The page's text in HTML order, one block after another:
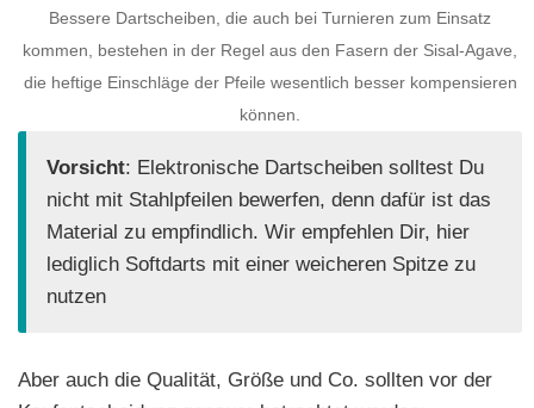
Bessere Dartscheiben, die auch bei Turnieren zum Einsatz
kommen, bestehen in der Regel aus den Fasern der Sisal-Agave,
die heftige Einschläge der Pfeile wesentlich besser kompensieren
können.
Vorsicht: Elektronische Dartscheiben solltest Du
nicht mit Stahlpfeilen bewerfen, denn dafür ist das
Material zu empfindlich. Wir empfehlen Dir, hier
lediglich Softdarts mit einer weicheren Spitze zu
nutzen
Aber auch die Qualität, Größe und Co. sollten vor der